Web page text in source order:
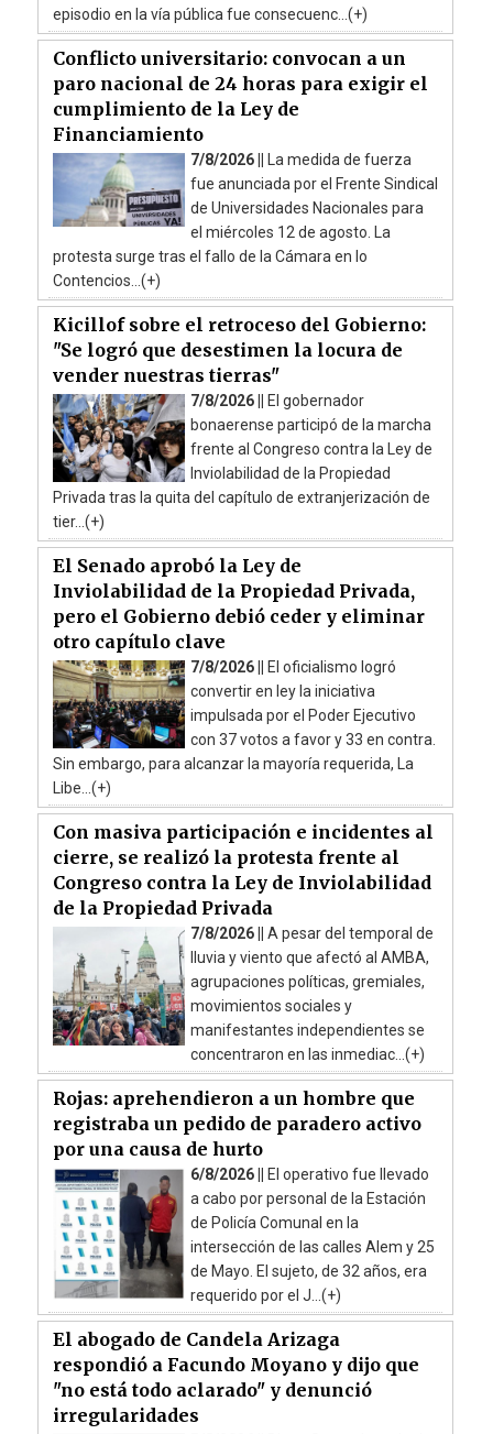
episodio en la vía pública fue consecuenc...(+)
Conflicto universitario: convocan a un
paro nacional de 24 horas para exigir el
cumplimiento de la Ley de
Financiamiento
7/8/2026 ||
La medida de fuerza
fue anunciada por el Frente Sindical
de Universidades Nacionales para
el miércoles 12 de agosto. La
protesta surge tras el fallo de la Cámara en lo
Contencios...(+)
Kicillof sobre el retroceso del Gobierno:
"Se logró que desestimen la locura de
vender nuestras tierras"
7/8/2026 ||
El gobernador
bonaerense participó de la marcha
frente al Congreso contra la Ley de
Inviolabilidad de la Propiedad
Privada tras la quita del capítulo de extranjerización de
tier...(+)
El Senado aprobó la Ley de
Inviolabilidad de la Propiedad Privada,
pero el Gobierno debió ceder y eliminar
otro capítulo clave
7/8/2026 ||
El oficialismo logró
convertir en ley la iniciativa
impulsada por el Poder Ejecutivo
con 37 votos a favor y 33 en contra.
Sin embargo, para alcanzar la mayoría requerida, La
Libe...(+)
Con masiva participación e incidentes al
cierre, se realizó la protesta frente al
Congreso contra la Ley de Inviolabilidad
de la Propiedad Privada
7/8/2026 || A pesar del temporal de
lluvia y viento que afectó al AMBA,
agrupaciones políticas, gremiales,
movimientos sociales y
manifestantes independientes se
concentraron en las inmediac...(+)
Rojas: aprehendieron a un hombre que
registraba un pedido de paradero activo
por una causa de hurto
6/8/2026 ||
El operativo fue llevado
a cabo por personal de la Estación
de Policía Comunal en la
intersección de las calles Alem y 25
de Mayo. El sujeto, de 32 años, era
requerido por el J...(+)
El abogado de Candela Arizaga
respondió a Facundo Moyano y dijo que
"no está todo aclarado" y denunció
irregularidades